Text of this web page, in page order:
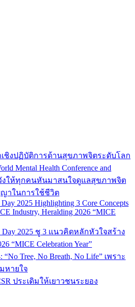
ชิงปฏิบัติการด้านสุขภาพจิตระดับโลก
Mental Health Conference and
วังให้ทุกคนหันมาสนใจดูแลสุขภาพจิต
าในการใช้ชีวิต
2025 Highlighting 3 Core Concepts
Industry, Heralding 2026 “MICE
2025 ชู 3 แนวคิดหลักหัวใจสร้าง
“MICE Celebration Year”
“No Tree, No Breath, No Life” เพราะ
หายใจ
ประเดิมให้เยาวชนระยอง